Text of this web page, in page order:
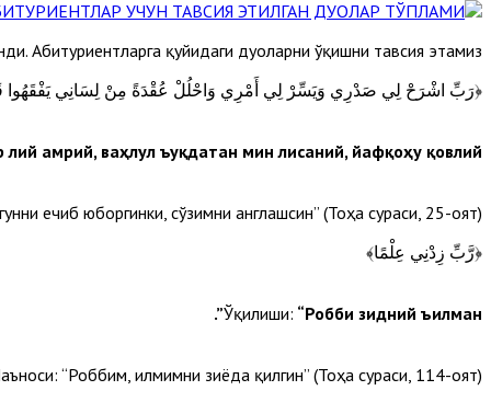
Абитуриентларга қуйидаги дуоларни ўқишни тавсия этамиз:
﴿رَبِّ اشْرَحْ لِي صَدْرِي وَيَسِّرْ لِي أَمْرِي وَاحْلُلْ عُقْدَةً مِنْ لِسَانِي يَفْقَهُوا
амрий, ваҳлул ъуқдатан мин лисаний, йафқоҳу қовлий”.
ечиб юборгинки, сўзимни англашсин” (Тоҳа сураси, 25-оят).
﴿رَّبِّ زِدْنِي عِلْمًا﴾
Ўқилиши: “Робби зидний ъилман”.
“Роббим, илмимни зиёда қилгин” (Тоҳа сураси, 114-оят).